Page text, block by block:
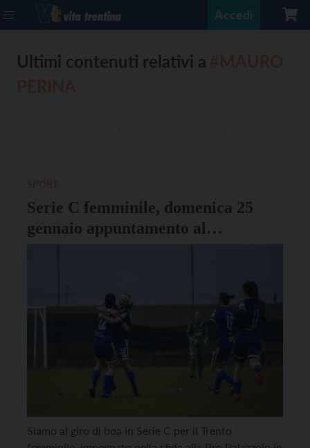
Accedi
Ultimi contenuti relativi a
Serie C femminile, domenica 25
gennaio appuntamento al
Briamasco
Siamo al giro di boa in Serie C per il Trento